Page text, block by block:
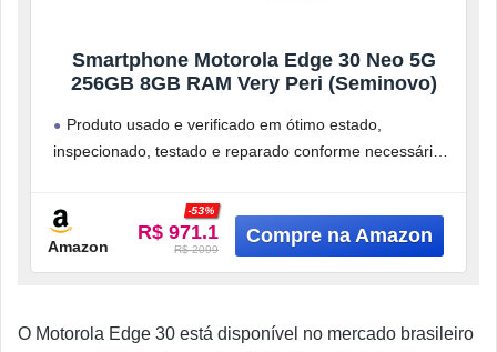
Smartphone Motorola Edge 30 Neo 5G
256GB 8GB RAM Very Peri (Seminovo)
Produto usado e verificado em ótimo estado,
inspecionado, testado e reparado conforme necessário
condição
Amazon
R$ 971.1
-53%
R$ 2099
O Motorola Edge 30 está disponível no mercado brasileiro